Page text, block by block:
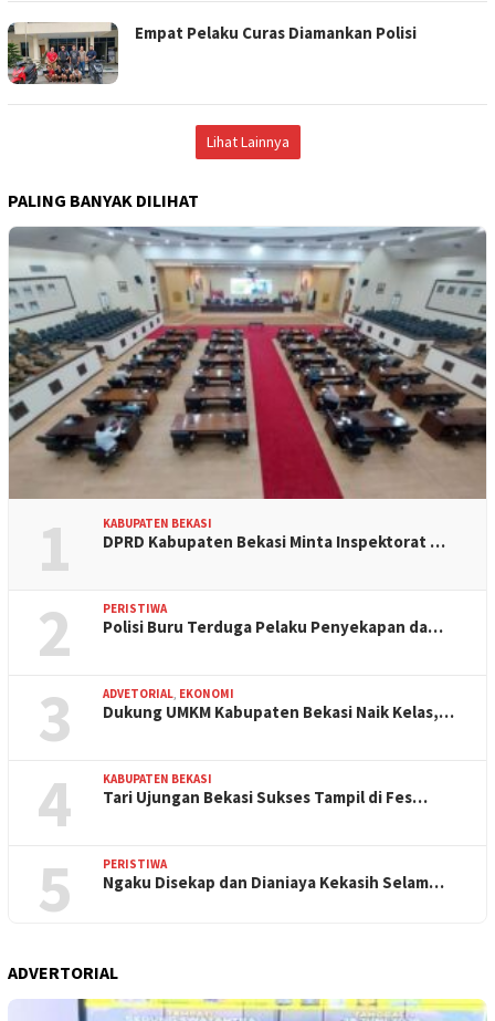
Empat Pelaku Curas Diamankan Polisi
Lihat Lainnya
PALING BANYAK DILIHAT
1 KABUPATEN BEKASI
DPRD Kabupaten Bekasi Minta Inspektorat …
2 PERISTIWA
Polisi Buru Terduga Pelaku Penyekapan da…
3 ADVETORIAL EKONOMI
Dukung UMKM Kabupaten Bekasi Naik Kelas,…
4 KABUPATEN BEKASI
Tari Ujungan Bekasi Sukses Tampil di Fes…
5 PERISTIWA
Ngaku Disekap dan Dianiaya Kekasih Selam…
ADVERTORIAL